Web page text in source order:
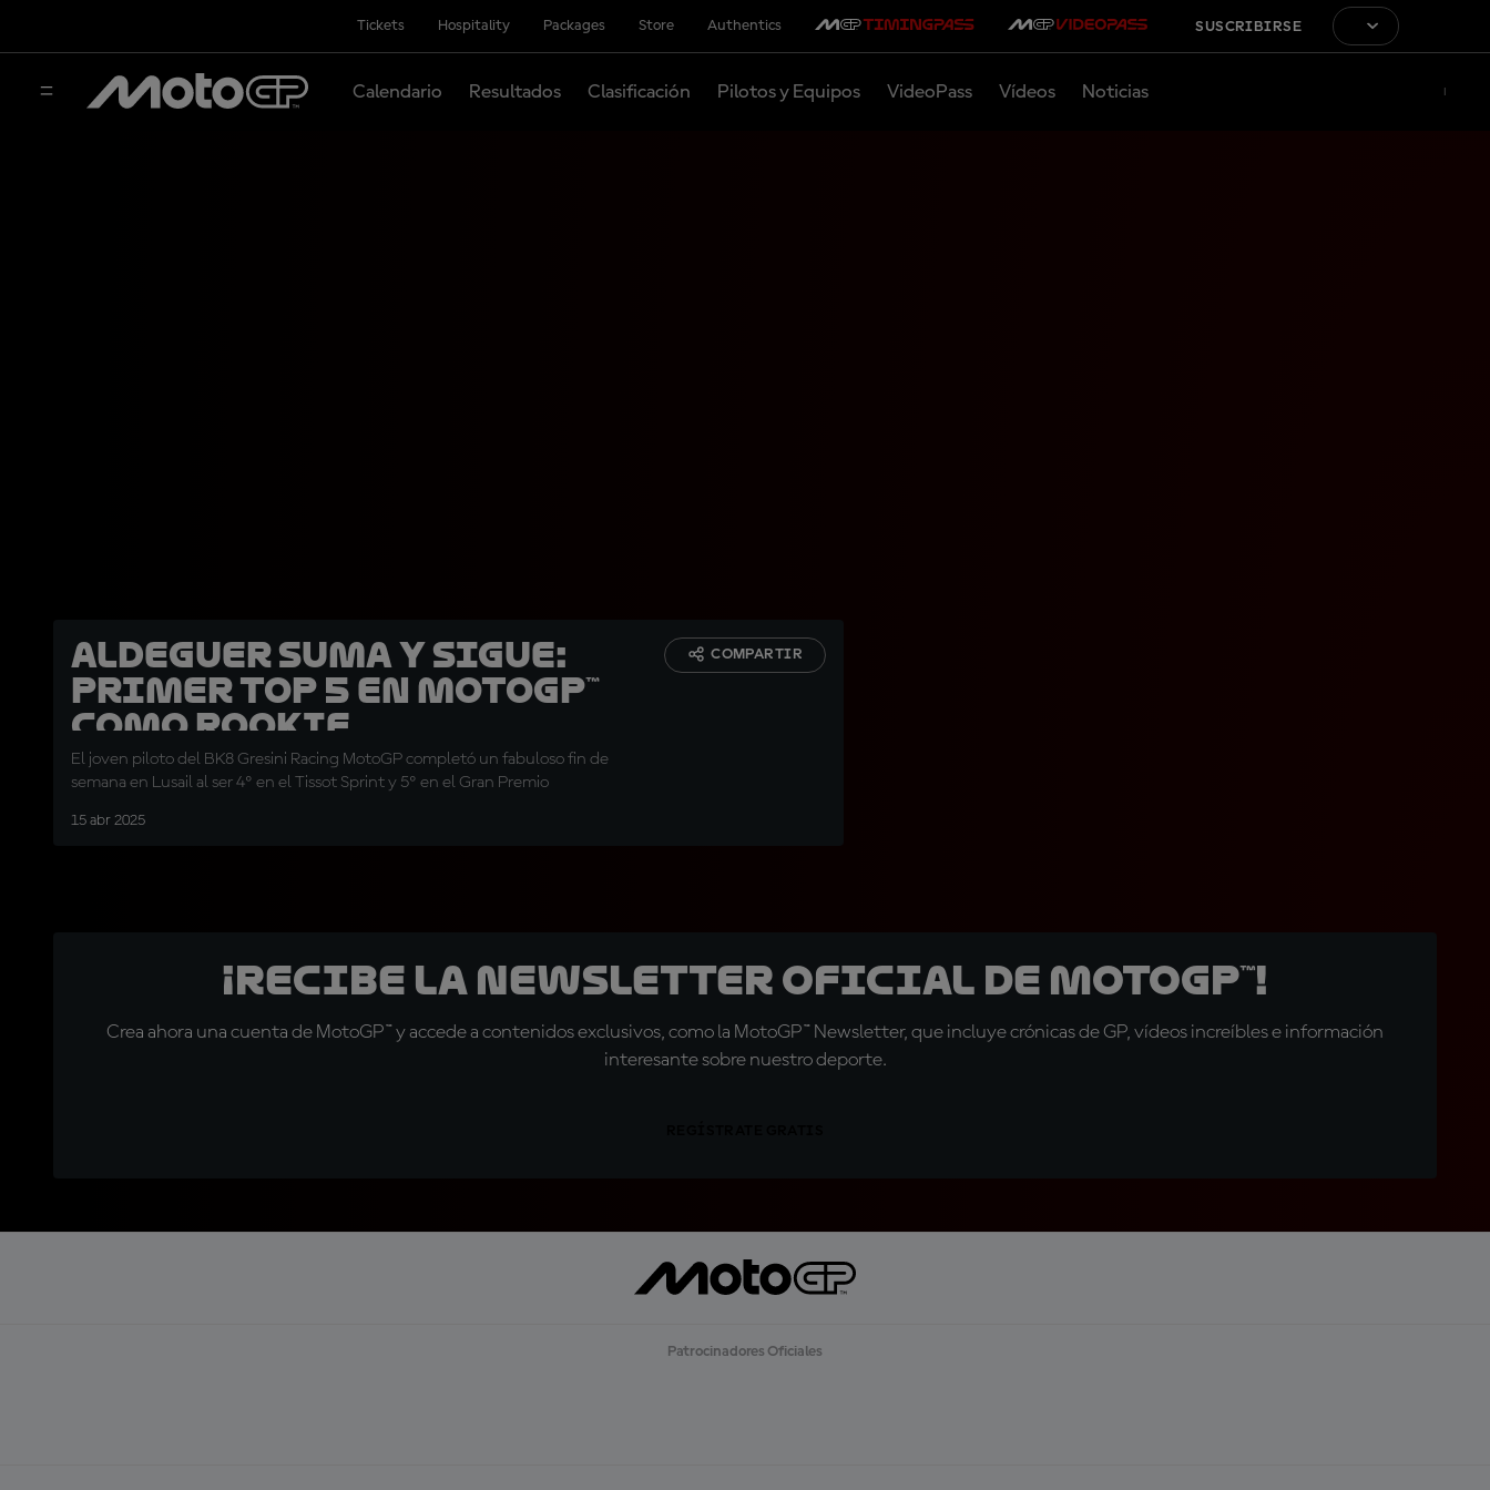
Tickets Hospitality Packages Store Authentics SUSCRIBIRSE
Calendario Resultados Clasificación Pilotos y Equipos VideoPass Vídeos Noticias
Aldeguer suma y sigue:
Primer Top 5 en MotoGP™
como rookie
El joven piloto del BK8 Gresini Racing MotoGP completó un fabuloso fin de
semana en Lusail al ser 4º en el Tissot Sprint y 5º en el Gran Premio
15 abr 2025
COMPARTIR
¡Recibe la Newsletter oficial de MotoGP™!
Crea ahora una cuenta de MotoGP™ y accede a contenidos exclusivos, como la MotoGP™ Newsletter, que incluye crónicas de GP, vídeos increíbles e información
interesante sobre nuestro deporte.
Patrocinadores Oficiales